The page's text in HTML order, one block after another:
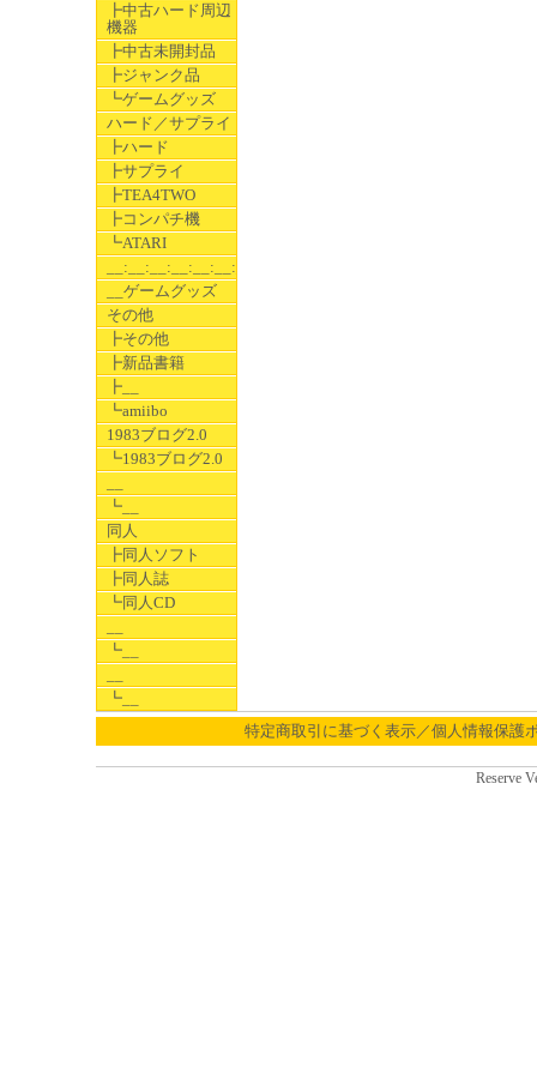
┣中古ハード周辺
機器
┣中古未開封品
┣ジャンク品
┗ゲームグッズ
ハード／サプライ
┣ハード
┣サプライ
┣TEA4TWO
┣コンパチ機
┗ATARI
__:__:__:__:__:__:__
__ゲームグッズ
その他
┣その他
┣新品書籍
┣__
┗amiibo
1983ブログ2.0
┗1983ブログ2.0
┗__
同人
┣同人ソフト
┣同人誌
┗同人CD
┗__
┗__
特定商取引に基づく表示／個人情報保護
Reserve